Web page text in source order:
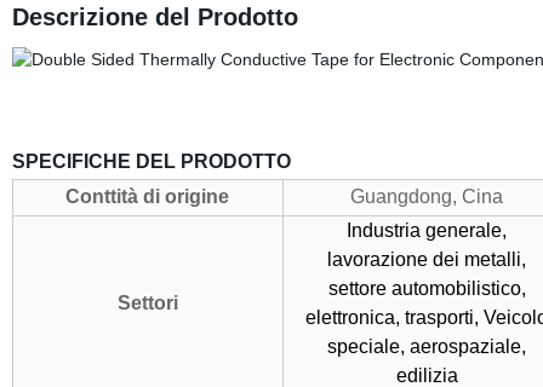
Descrizione del Prodotto
SPECIFICHE DEL PRODOTTO
Conttità di origine
Guangdong, Cina
Settori
Industria generale,
lavorazione dei metalli,
settore automobilistico,
elettronica, trasporti,
speciale, aerospaziale,
edilizia